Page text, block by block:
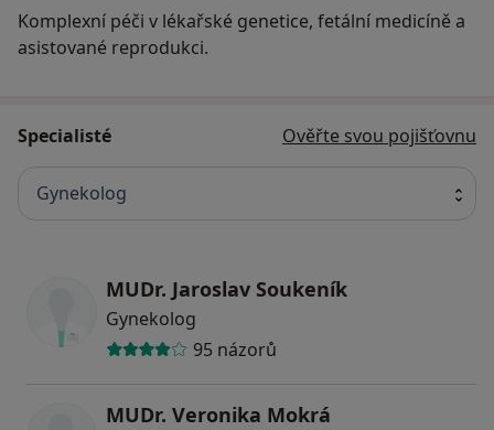
Komplexní péči v lékařské genetice, fetální medicíně a
asistované reprodukci.
Specialisté Ověřte svou pojišťovnu
Gynekolog
MUDr. Jaroslav Soukeník
Gynekolog
95 názorů
MUDr. Veronika Mokrá